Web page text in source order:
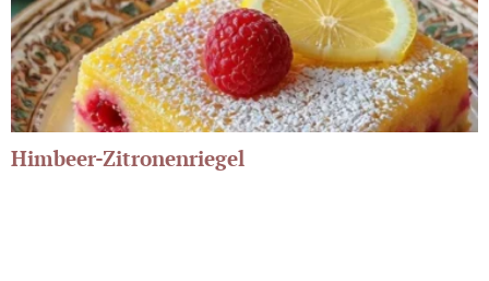
Himbeer-Zitronenriegel